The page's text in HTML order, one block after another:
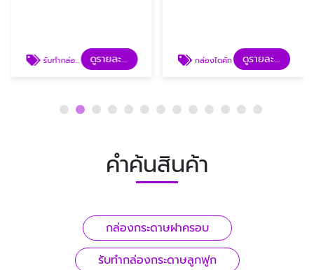
รับทํากล่องกระดาษลูกฟูก ดูรายละเอียด กล่องไดคัท ดูรายละเอียด
คำค้นสินค้า
กล่องกระดาษฝาครอบ
รับทํากล่องกระดาษลูกฟูก